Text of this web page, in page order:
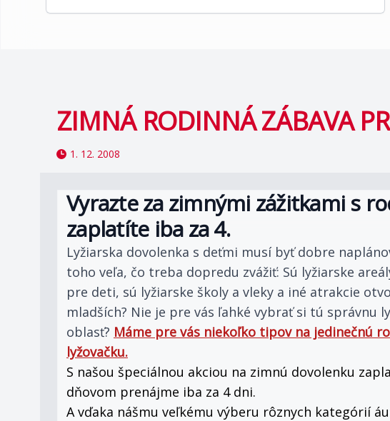
ZIMNÁ RODINNÁ ZÁBAVA
1. 12. 2008
Vyrazte za zimnými zážitkami s
zaplatíte iba za 4.
Lyžiarska dovolenka s deťmi musí byť dobre
toho veľa, čo treba dopredu zvážiť: Sú lyžiarske
pre deti, sú lyžiarske školy a vleky a iné atrakcie
mladších? Nie je pre vás ľahké vybrať si tú správnu
oblasť? Máme pre vás niekoľko tipov na jedinečnú
lyžovačku.
S našou špeciálnou akciou na zimnú dovolenku
dňovom prenájme iba za 4 dni.
A vďaka nášmu veľkému výberu rôznych kategórií